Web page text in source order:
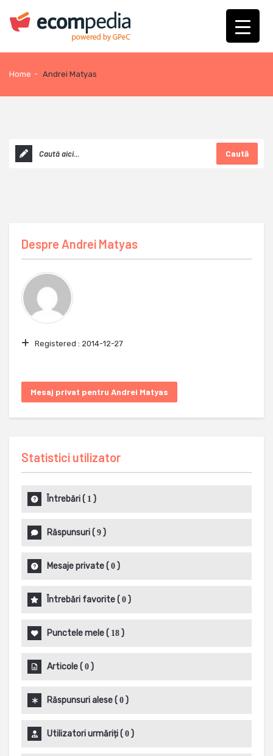
Home - Andrei Matyas
Caută
Despre Andrei Matyas
Registered : 2014-12-27
Mesaj privat pentru Andrei Matyas
Statistici utilizator
Întrebări( 1 )
Răspunsuri( 9 )
Mesaje private( 0 )
Întrebări favorite( 0 )
Punctele mele( 18 )
Articole( 0 )
Răspunsuri alese( 0 )
Utilizatori urmăriți( 0 )